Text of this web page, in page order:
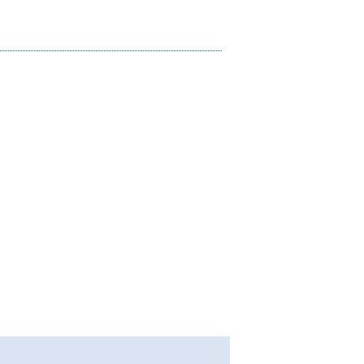
nach Klasse 5 (DIN EN ISO
Dies ermöglicht in der Planung